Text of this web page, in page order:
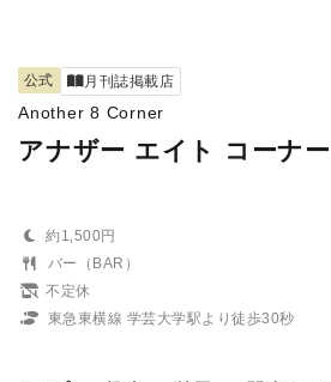
公式 月刊誌掲載店
Another 8 Corner
アナザー エイト コーナー
約1,500円
バー（BAR）
不定休
東急東横線 学芸大学駅より徒歩30秒